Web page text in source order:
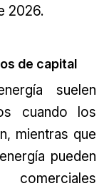
2026.
de capital
suelen
cuando los
mientras que
pueden